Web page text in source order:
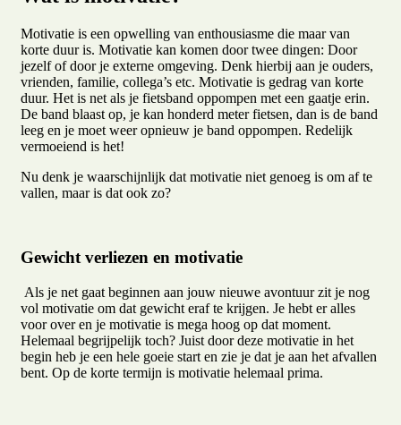
Motivatie is een opwelling van enthousiasme die maar van
korte duur is. Motivatie kan komen door twee dingen: Door
jezelf of door je externe omgeving. Denk hierbij aan je ouders,
vrienden, familie, collega’s etc. Motivatie is gedrag van korte
duur. Het is net als je fietsband oppompen met een gaatje erin.
De band blaast op, je kan honderd meter fietsen, dan is de band
leeg en je moet weer opnieuw je band oppompen. Redelijk
vermoeiend is het!
Nu denk je waarschijnlijk dat motivatie niet genoeg is om af te
vallen, maar is dat ook zo?
Gewicht verliezen en motivatie
Als je net gaat beginnen aan jouw nieuwe avontuur zit je nog
vol motivatie om dat gewicht eraf te krijgen. Je hebt er alles
voor over en je motivatie is mega hoog op dat moment.
Helemaal begrijpelijk toch? Juist door deze motivatie in het
begin heb je een hele goeie start en zie je dat je aan het afvallen
bent. Op de korte termijn is motivatie helemaal prima.